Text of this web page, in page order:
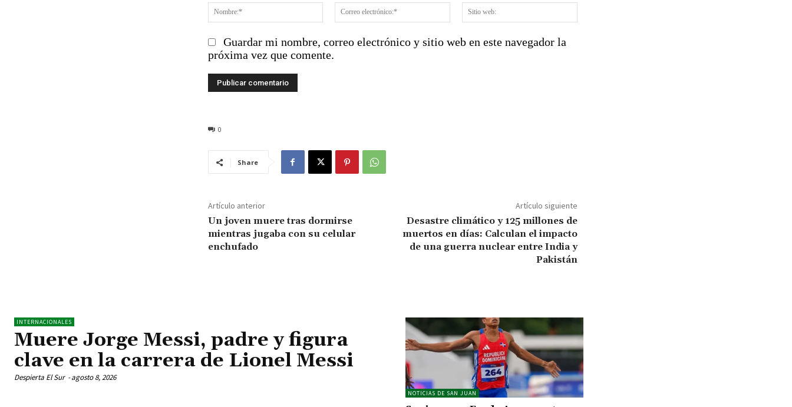
Nombre:*
Correo
electrónico:*
Sitio
web:
Guardar mi nombre, correo electrónico y sitio web en este navegador la
próxima vez que comente.
0
Share
Artículo anterior
Un joven muere tras dormirse
mientras jugaba con su celular
enchufado
Artículo siguiente
Desastre climático y 125 millones de
muertos en días: Calculan el impacto
de una guerra nuclear entre India y
Pakistán
INTERNACIONALES
Muere Jorge Messi, padre y figura
clave en la carrera de Lionel Messi
Despierta El Sur -agosto 8, 2026
NOTICIAS DE SAN JUAN